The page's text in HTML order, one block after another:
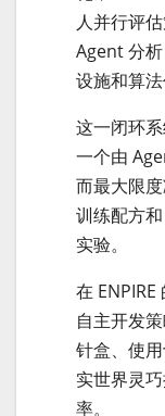
人并行评
Agent 分
设施和算法
这一闭环
一个由
而最大限
训练配方
实验。
在
自主开发
针盒、使
实世界灵
率。